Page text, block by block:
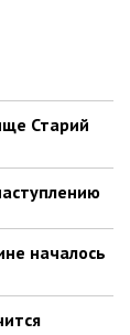
Старий
началось